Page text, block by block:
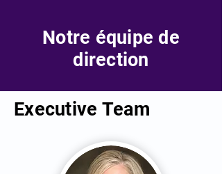
Notre équipe de
direction
Executive Team